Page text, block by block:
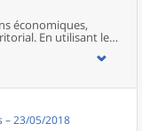
économiques,
En utilisant les
et faiblesses des
– 23/05/2018